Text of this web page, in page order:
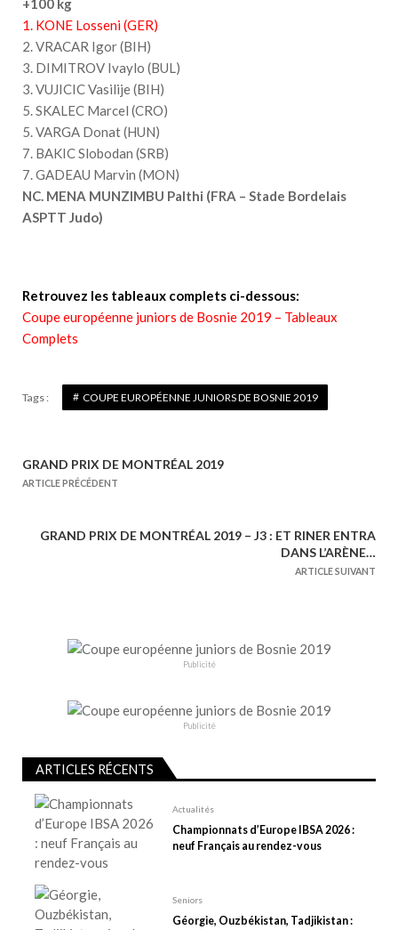
+100 kg
1. KONE Losseni (GER)
2. VRACAR Igor (BIH)
3. DIMITROV Ivaylo (BUL)
3. VUJICIC Vasilije (BIH)
5. SKALEC Marcel (CRO)
5. VARGA Donat (HUN)
7. BAKIC Slobodan (SRB)
7. GADEAU Marvin (MON)
NC. MENA MUNZIMBU Palthi (FRA – Stade Bordelais
ASPTT Judo)
Retrouvez les tableaux complets ci-dessous:
Coupe européenne juniors de Bosnie 2019 – Tableaux
Complets
Tags : COUPE EUROPÉENNE JUNIORS DE BOSNIE 2019
N
l
’
GRAND PRIX DE MONTRÉAL 2019
ARTICLE PRÉCÉDENT
GRAND PRIX DE MONTRÉAL 2019 – J3 : ET RINER ENTRA
DANS L’ARÈNE…
ARTICLE SUIVANT
Publicité
Publicité
ARTICLES RÉCENTS
Actualités
Championnats d’Europe IBSA 2026 :
neuf Français au rendez-vous
Seniors
Géorgie, Ouzbékistan, Tadjikistan :